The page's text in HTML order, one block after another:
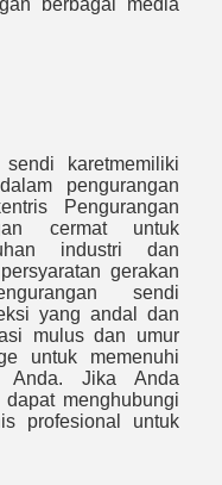
berbagai media
sendi karetmemiliki
pengurangan
Pengurangan
cermat untuk
industri dan
gerakan
sendi
yang andal dan
mulus dan umur
untuk memenuhi
Anda. Jika Anda
menghubungi
profesional untuk